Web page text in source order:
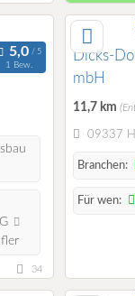
1 Bew.
34
Dicks-
mbH
11,7 km
09337
Branchen:
Für wen: